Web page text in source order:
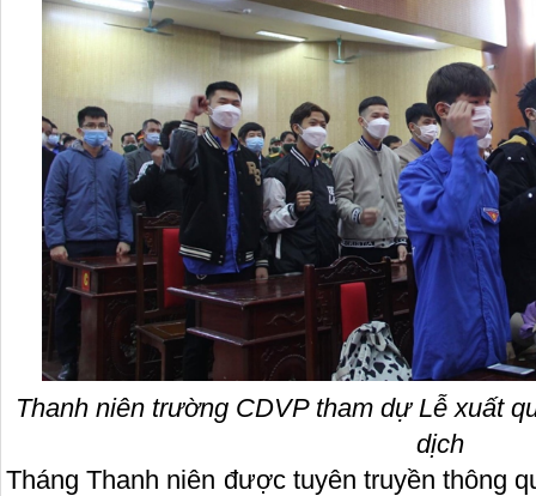
Thanh niên trường CDVP tham dự Lễ xuất
dịch
Tháng Thanh niên được tuyên truyền thông